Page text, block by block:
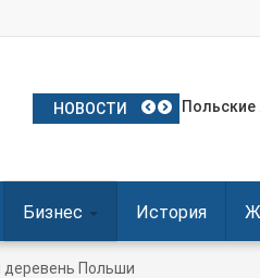
НОВОСТИ Частое
Польские
Посол
Польша
Польша
Бизнес История
деревень Польши